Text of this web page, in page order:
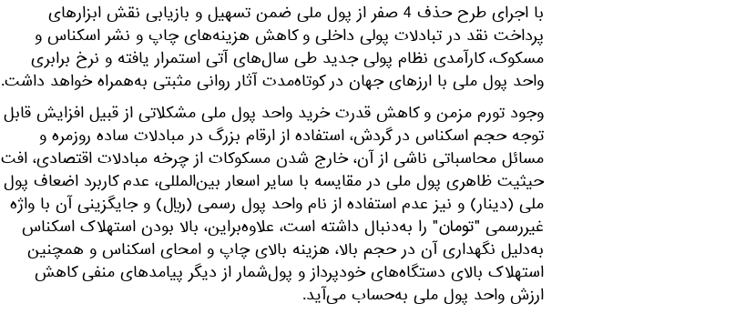
با اجرای طرح حذف 4 صفر از پول ملی ضمن تسهیل و بازیابی نقش ابزارهای
پرداخت نقد در تبادلات پولی داخلی و کاهش هزینه‌های چاپ و نشر اسکناس و
مسکوک، کارآمدی نظام پولی جدید طی سال‌های آتی استمرار یافته و نرخ برابری
واحد پول ملی با ارزهای جهان در کوتاه‌مدت آثار روانی مثبتی به‌همراه خواهد داشت.
وجود تورم مزمن و کاهش قدرت خرید واحد پول ملی مشکلاتی از قبیل افزایش قابل
توجه حجم اسکناس در گردش، استفاده از ارقام بزرگ در مبادلات ساده روزمره و
مسائل محاسباتی ناشی از آن، ‌خارج شدن مسکوکات از چرخه مبادلات اقتصادی، افت
حیثیت ظاهری پول ملی در مقایسه با سایر اسعار بین‌المللی، عدم کاربرد اضعاف پول
ملی (دینار) و نیز عدم استفاده از نام واحد پول رسمی (ریال) و جایگزینی آن با واژه
غیررسمی "تومان" را به‌دنبال داشته است، علاوه‌براین، بالا بودن استهلاک اسکناس
به‌دلیل نگهداری آن در حجم بالا، هزینه بالای چاپ و امحای اسکناس و همچنین
استهلاک بالای دستگاه‌های خودپرداز و پول‌شمار از دیگر پیامدهای منفی کاهش
ارزش واحد پول ملی به‌حساب می‌آید.